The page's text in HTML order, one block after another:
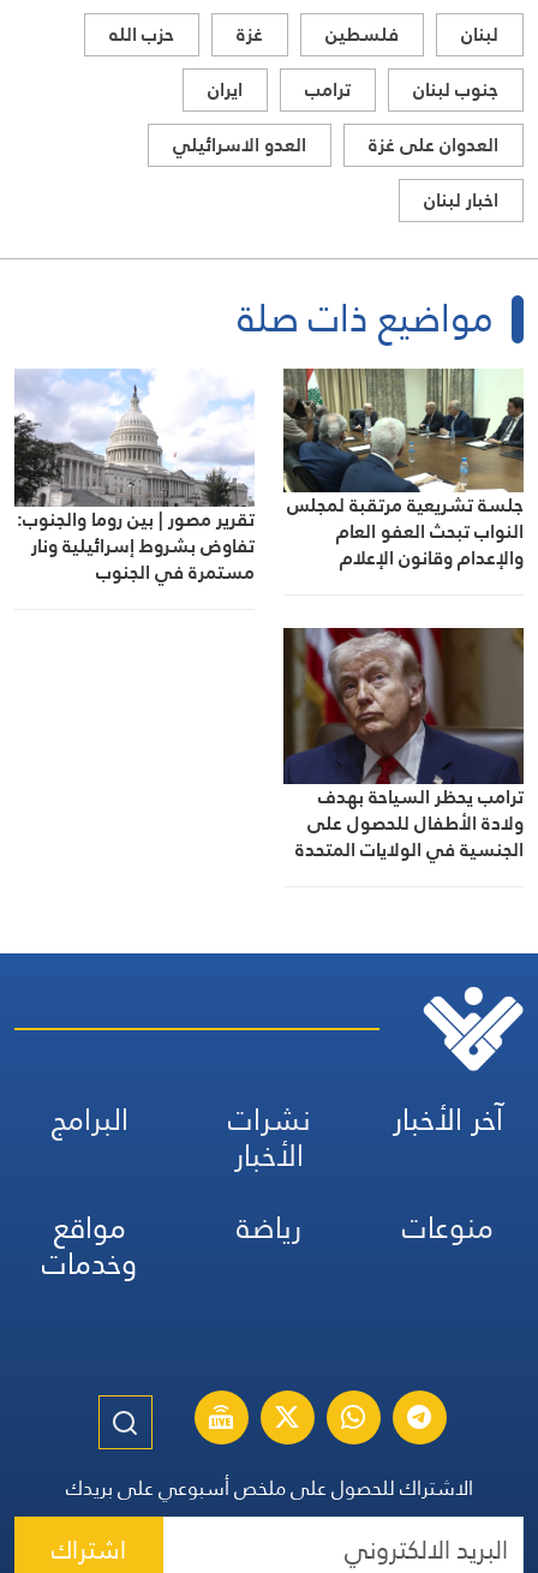
لبنان فلسطين غزة
حزب الله
جنوب لبنان
ترامب
ايران
العدوان على غزة
العدو الاسرائيلي
اخبار لبنان
مواضيع ذات صلة
جلسة تشريعية مرتقبة لمجلس
النواب تبحث العفو العام
والإعدام وقانون الإعلام
تقرير مصور | بين روما والجنوب:
تفاوض بشروط إسرائيلية ونار
مستمرة في الجنوب
ترامب يحظر السياحة بهدف
ولادة الأطفال للحصول على
الجنسية في الولايات المتحدة
آخر الأخبار نشرات
الأخبار
البرامج
منوعات
رياضة مواقع
وخدمات
الاشتراك للحصول على ملخص أسبوعي على بريدك
اشتراك